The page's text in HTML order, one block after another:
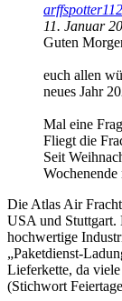
arffspotter112
11. Januar
Guten
euch allen
neues Jahr
Mal eine
Fliegt die
Seit
Wochenende
Die Atlas Air
USA und Stuttgart.
hochwertige
„Paketdienst-
Lieferkette, da
(Stichwort